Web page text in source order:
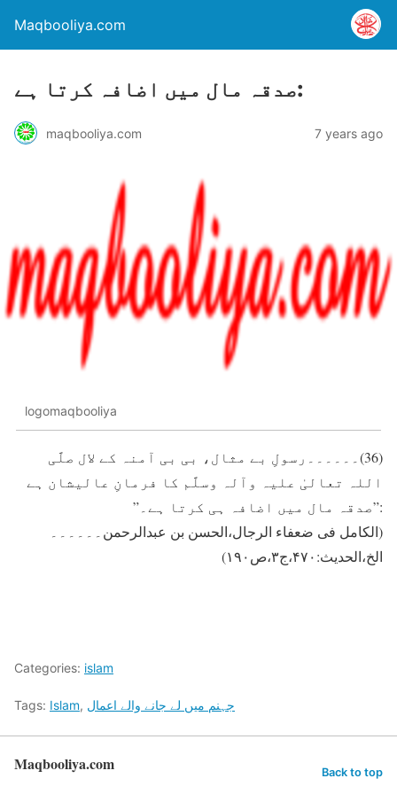
Maqbooliya.com
صدقہ مال ميں اضافہ کرتا ہے:
maqbooliya.com 7 years ago
logomaqbooliya
(36)۔۔۔۔۔۔رسولِ بے مثال، بی بی آمنہ کے لال صلَّی
اللہ تعالیٰ علیہ وآلہ وسلَّم کا فرمانِ عالیشان ہے
:”صدقہ مال ميں اضافہ ہی کرتا ہے۔”
(الکامل فی ضعفاء الرجال،الحسن بن عبدالرحمن۔۔۔۔۔۔
الخ،الحدیث:۴۷۰،ج۳،ص۱۹۰)
Categories: islam
Tags: Islam, جہنم میں لے جانے والے اعمال
Maqbooliya.com Back to top